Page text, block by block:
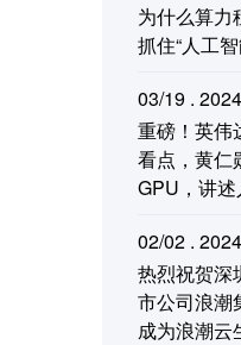
为什么算力
抓住“人工
03/19 . 2024
重磅！英伟
看点，黄仁
GPU，讲
02/02 . 2024
热烈祝贺深
市公司浪潮
成为浪潮云